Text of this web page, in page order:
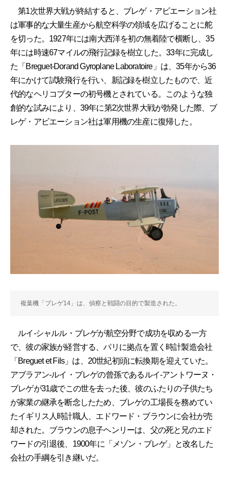
第1次世界大戦が終結すると、ブレゲ・アビエーション社
は軍事的な大量生産から航空科学の領域を広げることに舵
を切った。1927年には南大西洋を初の無着陸で横断し、35
年には時速67マイルの飛行記録を樹立した。33年に完成し
た「Breguet-Dorand Gyroplane Laboratoire」は、35年から36
年にかけて試験飛行を行い、新記録を樹立したもので、近
代的なヘリコプターの初号機とされている。このような独
創的な試みにより、39年に第2次世界大戦が勃発した際、ブ
レゲ・アビエーション社は軍用機の生産に復帰した。
複葉機「ブレゲ14」は、偵察と戦闘の目的で製造された。
ルイ-シャルル・ブレゲが航空分野で成功を収める一方
で、彼の家族が経営する、パリに拠点を置く時計製造会社
「Breguet et Fils」は、20世紀初頭に転換期を迎えていた。
アブラアン-ルイ・ブレゲの曾孫であるルイ-アントワーヌ・
ブレゲが31歳でこの世を去った後、彼のふたりの子供たち
が家業の継承を断念したため、ブレゲの工場長を務めてい
たイギリス人時計職人、エドワード・ブラウンに会社が売
却された。ブラウンの息子ヘンリーは、父の死と兄のエド
ワードの引退後、1900年に「メゾン・ブレゲ」と改名した
会社の手綱を引き継いだ。